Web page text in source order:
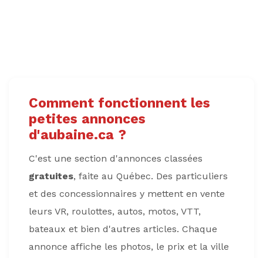
Comment fonctionnent les
petites annonces
d'aubaine.ca ?
C'est une section d'annonces classées
gratuites, faite au Québec. Des particuliers
et des concessionnaires y mettent en vente
leurs VR, roulottes, autos, motos, VTT,
bateaux et bien d'autres articles. Chaque
annonce affiche les photos, le prix et la ville